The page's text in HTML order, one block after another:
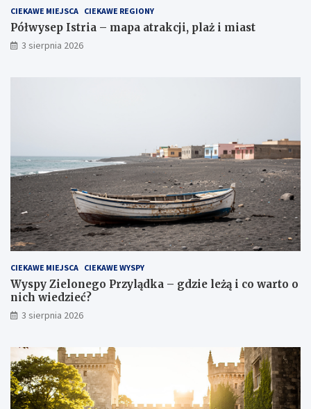
CIEKAWE MIEJSCA CIEKAWE REGIONY
Półwysep Istria – mapa atrakcji, plaż i miast
3 sierpnia 2026
CIEKAWE MIEJSCA CIEKAWE WYSPY
Wyspy Zielonego Przylądka – gdzie leżą i co warto o
nich wiedzieć?
3 sierpnia 2026